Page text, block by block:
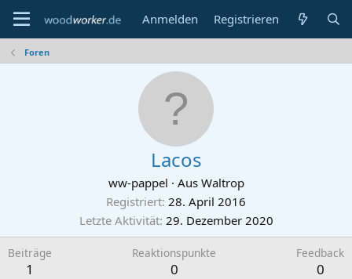
Anmelden Registrieren
Foren
Lacos
ww-pappel · Aus Waltrop
Registriert 28. April 2016
Letzte Aktivität 29. Dezember 2020
Beiträge
1
Reaktionspunkte
0
Feedback
0